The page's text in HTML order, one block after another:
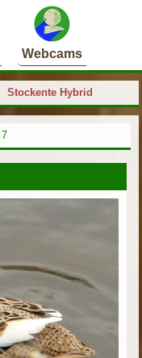
Webcams
Stockente Hybrid
7